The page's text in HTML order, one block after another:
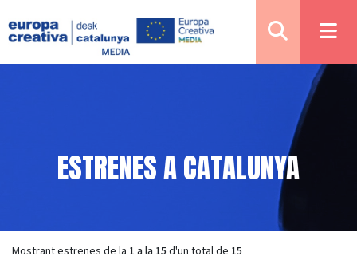
ESTRENES A CATALUNYA
Mostrant estrenes de la 1 a la 15 d'un total de 15